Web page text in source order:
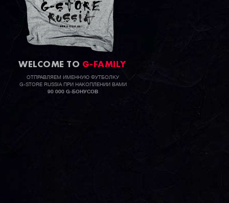
WELCOME TO G-FAMILY
ОТПРАВЛЯЕМ ИМЕННУЮ ФУТБОЛКУ
G-STORE RUSSIA ПРИ НАКОПЛЕНИИ ВАМИ
90 000 G-БОНУСОВ